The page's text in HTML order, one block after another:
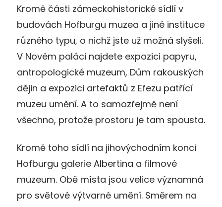
Kromě části zámeckohistorické sídlí v
budovách Hofburgu muzea a jiné instituce
různého typu, o nichž jste už možná slyšeli.
V Novém paláci najdete expozici papyru,
antropologické muzeum, Dům rakouských
dějin a expozici artefaktů z Efezu patřící
muzeu umění. A to samozřejmě není
všechno, protože prostoru je tam spousta.
Kromě toho sídlí na jihovýchodním konci
Hofburgu galerie Albertina a filmové
muzeum. Obě místa jsou velice významná
pro světové výtvarné umění. Směrem na